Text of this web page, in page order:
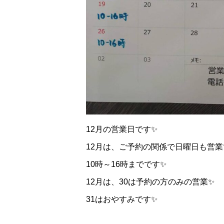
12月の営業日です✨
12月は、ご予約の関係で日曜日も営
10時～16時までです✨
12月は、30は予約の方のみの営業✨
31はおやすみです✨